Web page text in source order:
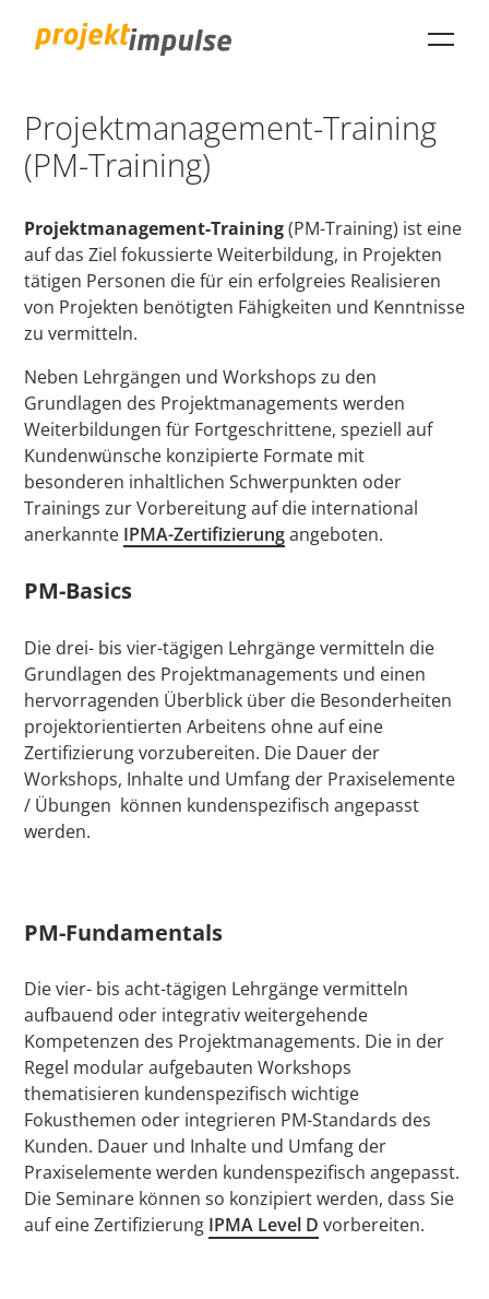
projektimpulse GmbH
Projektmanagement-Training
(PM-Training)
Projektmanagement-Training(PM-Training) ist eine
auf das Ziel fokussierte Weiterbildung, in Projekten
tätigen Personen die für ein erfolgreies Realisieren
von Projekten benötigten Fähigkeiten und Kenntnisse
zu vermitteln.
Neben Lehrgängen und Workshops zu den
Grundlagen des Projektmanagements werden
Weiterbildungen für Fortgeschrittene, speziell auf
Kundenwünsche konzipierte Formate mit
besonderen inhaltlichen Schwerpunkten oder
Trainings zur Vorbereitung auf die international
anerkannte IPMA-Zertifizierungangeboten.
PM-Basics
Die drei- bis vier-tägigen Lehrgänge vermitteln die
Grundlagen des Projektmanagements und einen
hervorragenden Überblick über die Besonderheiten
projektorientierten Arbeitens ohne auf eine
Zertifizierung vorzubereiten. Die Dauer der
Workshops, Inhalte und Umfang der Praxiselemente
/ Übungen können kundenspezifisch angepasst
werden.
PM-Fundamentals
Die vier- bis acht-tägigen Lehrgänge vermitteln
aufbauend oder integrativ weitergehende
Kompetenzen des Projektmanagements. Die in der
Regel modular aufgebauten Workshops
thematisieren kundenspezifisch wichtige
Fokusthemen oder integrieren PM-Standards des
Kunden. Dauer und Inhalte und Umfang der
Praxiselemente werden kundenspezifisch angepasst.
Die Seminare können so konzipiert werden, dass Sie
auf eine Zertifizierung IPMA Level D vorbereiten.